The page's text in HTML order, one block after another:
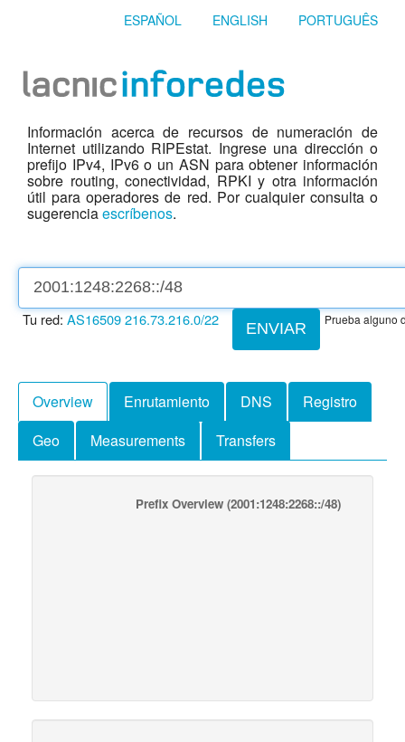
ESPAÑOL ENGLISH PORTUGUÊS
Información acerca de recursos de numeración de
Internet utilizando RIPEstat. Ingrese una dirección o
prefijo IPv4, IPv6 o un ASN para obtener información
sobre routing, conectividad, RPKI y otra información
útil para operadores de red. Por cualquier consulta o
sugerenciaescríbenos.
ENVIAR
Tu red: AS16509216.73.216.0/22 Prueba alguno
Overview Enrutamiento DNS
Registro
Geo
Measurements Transfers
Prefix Overview (2001:1248:2268::/48)